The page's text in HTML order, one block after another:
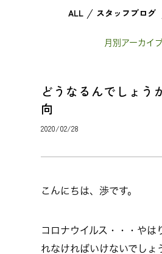
ALL スタッフブログ
月別アーカイ
どうなるんでしょう
向
2020/02/28
こんにちは、渉です。
コロナウイルス・・・やは
れなければいけないでしょ